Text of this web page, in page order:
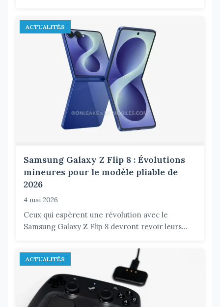
ACTUALITÉS
Samsung Galaxy Z Flip 8 : Évolutions
mineures pour le modèle pliable de
2026
4 mai 2026
Ceux qui espèrent une révolution avec le
Samsung Galaxy Z Flip 8 devront revoir leurs...
ACTUALITÉS